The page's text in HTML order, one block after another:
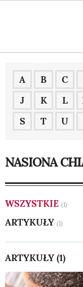
A B C
J
K L
S
T U
NASIONA
WSZYSTKIE (1)
ARTYKUŁY (1)
ARTYKUŁY (1)